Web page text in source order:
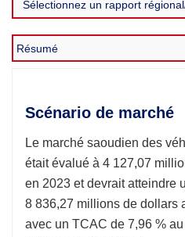
Scénario de marché
Le marché saoudien des
était évalué à 4 127,07
en 2023 et devrait atteindre
8 836,27 millions de dollars
avec un TCAC de 7,96 %